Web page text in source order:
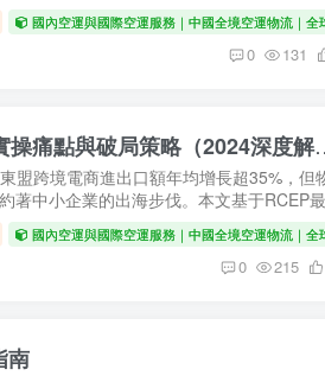
國內空運與國際空運服務｜中國全境空運物流｜全
0 131
RCEP框架下中國-東盟跨境電
盟跨境電商進出口額年均增長超35%，但
著中小企業的出海步伐。本文基于RCEP
國內空運與國際空運服務｜中國全境空運物流｜全
0 215
南